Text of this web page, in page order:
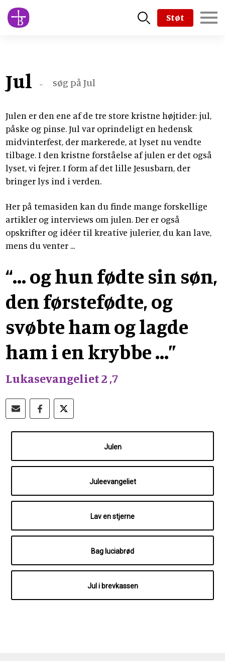
Skip
to
Støt
Jul - søg påJul
Julen er den ene af de tre store kristne højtider: jul,
påske og pinse. Jul var oprindeligt en hedensk
midvinterfest, der markerede, at lyset nu vendte
tilbage. I den kristne forståelse af julen er det også
lyset, vi fejrer. I form af det lille Jesusbarn, der
bringer lys ind i verden.
Her på temasiden kan du finde mange forskellige
artikler og interviews om julen. Der er også
opskrifter og idéer til kreative julerier, du kan lave,
mens du venter ...
“... og hun fødte sin søn,
den førstefødte, og
svøbte ham og lagde
ham i en krybbe ...”
Lukasevangeliet 2 ,7
Julen
Juleevangeliet
Lav en stjerne
Bag luciabrød
Jul i brevkassen